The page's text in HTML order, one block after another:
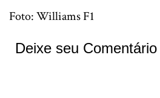
Foto: Williams F1
Deixe seu Comentário